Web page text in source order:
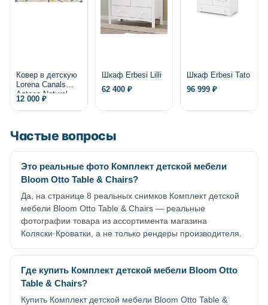
Ковер в детскую
Lorena Canals
Azteca Natural
12 000 ₽
Шкаф Erbesi Lilli
62 400 ₽
Шкаф Erbesi Tato
96 999 ₽
Частые вопросы
Это реальные фото Комплект детской мебели
Bloom Otto Table & Chairs?
Да, на странице 8 реальных снимков Комплект детской
мебели Bloom Otto Table & Chairs — реальные
фотографии товара из ассортимента магазина
Коляски·Кроватки, а не только рендеры производителя.
Где купить Комплект детской мебели Bloom Otto
Table & Chairs?
Купить Комплект детской мебели Bloom Otto Table &